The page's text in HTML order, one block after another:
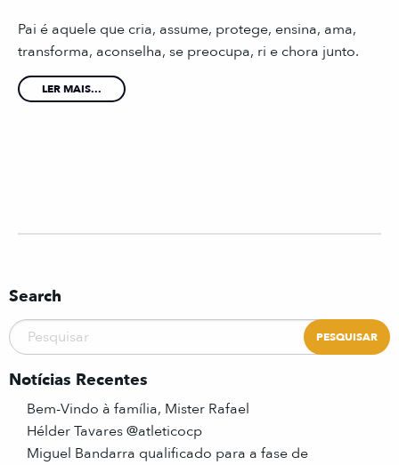
Pai é aquele que cria, assume, protege, ensina, ama,
transforma, aconselha, se preocupa, ri e chora junto.
LER MAIS...
Search
Notícias Recentes
Bem-Vindo à família, Mister Rafael
Hélder Tavares @atleticocp
Miguel Bandarra qualificado para a fase de